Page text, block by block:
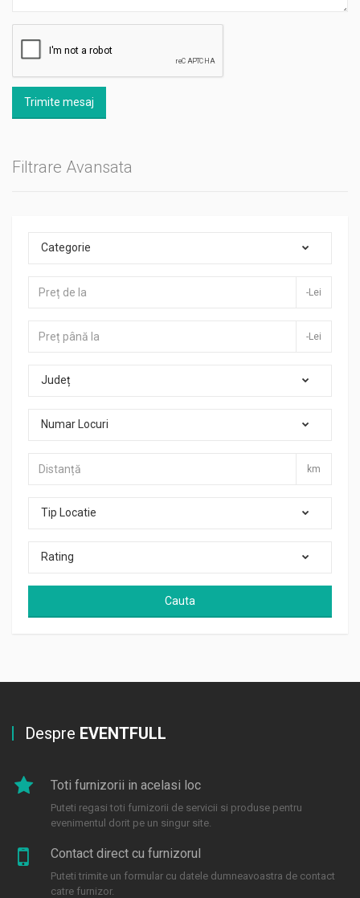
Trimite mesaj
Filtrare Avansata
Categorie
-Lei
-Lei
Județ
Numar Locuri
km
Tip Locatie
Rating
Cauta
Despre EVENTFULL
Toti furnizorii in acelasi loc
Puteti regasi toti furnizorii de servicii si produse pentru
evenimentul dorit pe un singur site.
Contact direct cu furnizorul
Puteti trimite un formular cu datele dumneavoastra de contact
catre furnizor.